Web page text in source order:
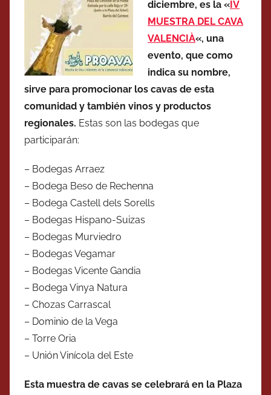
diciembre, es la « IV
MUESTRA DEL CAVA
VALENCIÀ«, una
evento, que como
indica su nombre,
sirve para promocionar los cavas de esta
comunidad y también vinos y productos
regionales. Estas son las bodegas que
participarán:
– Bodegas Arraez
– Bodega Beso de Rechenna
– Bodega Castell dels Sorells
– Bodegas Hispano-Suizas
– Bodegas Murviedro
– Bodegas Vegamar
– Bodegas Vicente Gandia
– Bodega Vinya Natura
– Chozas Carrascal
– Dominio de la Vega
– Torre Oria
– Unión Vinícola del Este
Esta muestra de cavas se celebrará en la Plaza